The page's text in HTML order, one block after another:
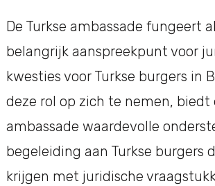
De Turkse ambassade fungeert
belangrijk aanspreekpunt voor
kwesties voor Turkse burgers in
deze rol op zich te nemen, biedt
ambassade waardevolle
begeleiding aan Turkse burgers
krijgen met juridische